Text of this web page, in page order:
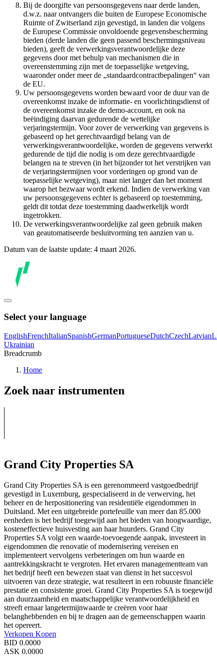
Bij de doorgifte van persoonsgegevens naar derde landen,
d.w.z. naar ontvangers die buiten de Europese Economische
Ruimte of Zwitserland zijn gevestigd, in landen die volgens
de Europese Commissie onvoldoende gegevensbescherming
bieden (derde landen die geen passend beschermingsniveau
bieden), geeft de verwerkingsverantwoordelijke deze
gegevens door met behulp van mechanismen die in
overeenstemming zijn met de toepasselijke wetgeving,
waaronder onder meer de „standaardcontractbepalingen“ van
de EU.
Uw persoonsgegevens worden bewaard voor de duur van de
overeenkomst inzake de informatie- en voorlichtingsdienst of
de overeenkomst inzake de demo-account, en ook na
beëindiging daarvan gedurende de wettelijke
verjaringstermijn. Voor zover de verwerking van gegevens is
gebaseerd op het gerechtvaardigd belang van de
verwerkingsverantwoordelijke, worden de gegevens verwerkt
gedurende de tijd die nodig is om deze gerechtvaardigde
belangen na te streven (in het bijzonder tot het verstrijken van
de verjaringstermijnen voor vorderingen op grond van de
toepasselijke wetgeving), maar niet langer dan het moment
waarop het bezwaar wordt erkend. Indien de verwerking van
uw persoonsgegevens echter is gebaseerd op toestemming,
geldt dit totdat deze toestemming daadwerkelijk wordt
ingetrokken.
De verwerkingsverantwoordelijke zal geen gebruik maken
van geautomatiseerde besluitvorming ten aanzien van u.
Datum van de laatste update: 4 maart 2026.
Select your language
EnglishFrenchItalianSpanishGermanPortugueseDutchCzechLatvian
Ukrainian
Breadcrumb
Home
Zoek naar instrumenten
Grand City Properties SA
Grand City Properties SA is een gerenommeerd vastgoedbedrijf
gevestigd in Luxemburg, gespecialiseerd in de verwerving, het
beheer en de herpositionering van residentiële eigendommen in
Duitsland. Met een uitgebreide portefeuille van meer dan 85.000
eenheden is het bedrijf toegewijd aan het bieden van hoogwaardige,
kosteneffectieve huisvesting aan haar huurders. Grand City
Properties SA volgt een waarde-toevoegende aanpak, investeert in
eigendommen die renovatie of modernisering vereisen en
implementeert vervolgens verbeteringen om hun waarde en
aantrekkingskracht te vergroten. Het ervaren managementteam van
het bedrijf heeft een bewezen staat van dienst in het succesvol
uitvoeren van deze strategie, wat resulteert in een robuuste financiële
prestatie en consistente groei. Grand City Properties SA is toegewijd
aan duurzaamheid en maatschappelijke verantwoordelijkheid en
streeft ernaar langetermijnwaarde te creëren voor haar
belanghebbenden en bij te dragen aan de gemeenschappen waarin
het opereert.
Verkopen Kopen
BID 0.0000
ASK 0.0000